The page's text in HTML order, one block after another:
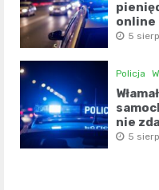
online
5
Policja
nie
5